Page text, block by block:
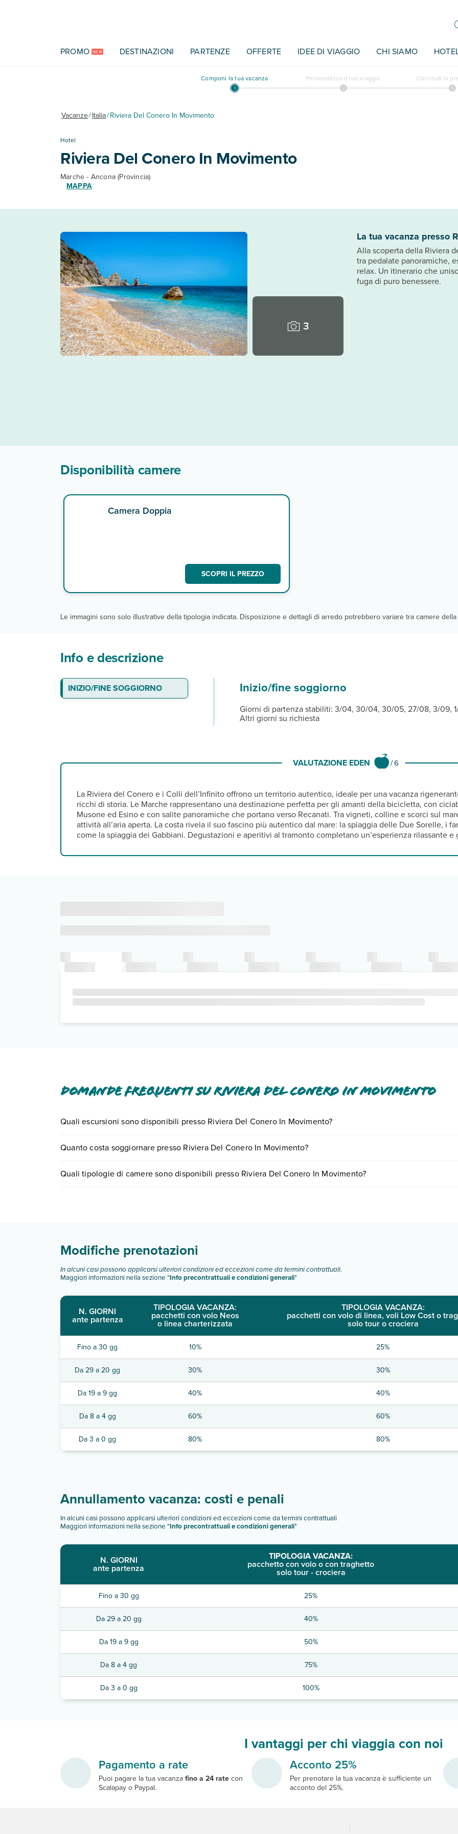
PROMO NEW DESTINAZIONI PARTENZE OFFERTE IDEE DI VIAGGIO CHI SIAMO
Componi la tua vacanza Personalizza il tuo viaggio Concludi la
Vacanze/Italia/Riviera Del Conero In Movimento
Hotel
Riviera Del Conero In Movimento
Marche - Ancona (Provincia)
MAPPA
3
La tua vacanza presso
Alla scoperta della Riviera
tra pedalate panoramiche,
relax. Un itinerario che
fuga di puro benessere.
Disponibilità camere
Camera Doppia
SCOPRI IL PREZZO
Le immagini sono solo illustrative della tipologia indicata. Disposizione e dettagli di arredo potrebbero variare tra camere
Info e descrizione
INIZIO/FINE SOGGIORNO Inizio/fine soggiorno
Giorni di partenza stabiliti: 3/04, 30/04, 30/05, 27/08, 3/09,
Altri giorni su richiesta
VALUTAZIONE EDEN /6
La Riviera del Conero e i Colli dell’Infinito offrono un territorio autentico, ideale per una vacanza
ricchi di storia. Le Marche rappresentano una destinazione perfetta per gli amanti della bicicletta, con
Musone ed Esino e con salite panoramiche che portano verso Recanati. Tra vigneti, colline e scorci sul
attività all’aria aperta. La costa rivela il suo fascino più autentico dal mare: la spiaggia delle Due Sorelle, i
come la spiaggia dei Gabbiani. Degustazioni e aperitivi al tramonto completano un’esperienza rilassante e
Domande frequenti su Riviera Del Conero In Movimento
Quali escursioni sono disponibili presso Riviera Del Conero In Movimento?
il numero 0721.17231 oprenotando un appuntamento.
Quanto costa soggiornare presso Riviera Del Conero In Movimento?
ricerca e scegli quando partire.
Quali tipologie di camere sono disponibili presso Riviera Del Conero In Movimento?
Modifiche prenotazioni
In alcuni casi possono applicarsi ulteriori condizioni ed eccezioni come da termini contrattuali.
Maggiori informazioni nella sezione "Info precontrattuali e condizioni generali"
N. GIORNI
ante partenza
TIPOLOGIA VACANZA:
pacchetti con volo Neos
o linea charterizzata
TIPOLOGIA VACANZA:
pacchetti con volo di linea, voli Low Cost o
solo tour o crociera
Fino a 30 gg 10% 25%
Da 29 a 20 gg 30% 30%
Da 19 a 9 gg 40% 40%
Da 8 a 4 gg 60% 60%
Da 3 a 0 gg 80% 80%
Annullamento vacanza: costi e penali
In alcuni casi possono applicarsi ulteriori condizioni ed eccezioni come da termini contrattuali
Maggiori informazioni nella sezione "Info precontrattuali e condizioni generali"
N. GIORNI
ante partenza
TIPOLOGIA VACANZA:
pacchetto con volo o con traghetto
solo tour - crociera
Fino a 30 gg 25%
Da 29 a 20 gg 40%
Da 19 a 9 gg 50%
Da 8 a 4 gg 75%
Da 3 a 0 gg 100%
I vantaggi per chi viaggia con noi
Pagamento a rate
Puoi pagare la tua vacanzafino a 24 ratecon
Scalapay o Paypal.
Acconto 25%
Per prenotare la tua vacanza è sufficiente un
acconto del 25%.